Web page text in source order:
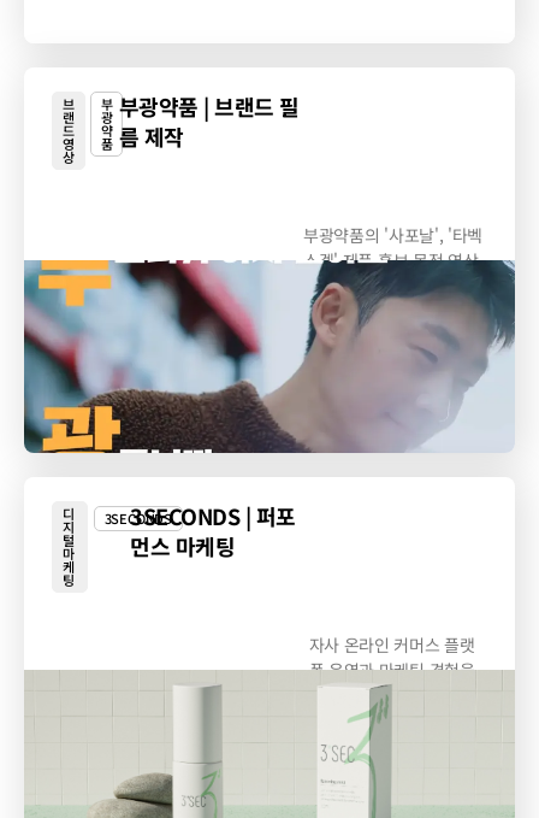
브
랜
드
영
상
부
광
약
품
부광약품 | 브랜드 필
름 제작
부광약품의 '사포날', '타벡
스겔' 제품 홍보 목적 영상
제작
디
지
털
마
케
팅
3SECONDS
3SECONDS | 퍼포
먼스 마케팅
자사 온라인 커머스 플랫
폼 운영과 마케팅 경험을
바탕으로...